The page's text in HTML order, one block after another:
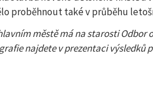
proběhnout také v průběhu
městě má na starosti Odbor
najdete v prezentaci výsledků